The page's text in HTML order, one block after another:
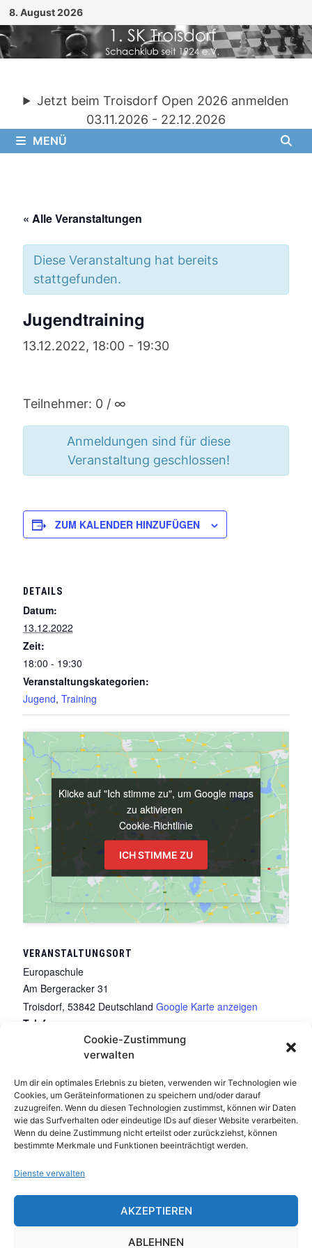
Cookie-Zustimmung
verwalten
Um dir ein optimales Erlebnis zu bieten, verwenden wir Technologien wie
Cookies, um Geräteinformationen zu speichern und/oder darauf
zuzugreifen. Wenn du diesen Technologien zustimmst, können wir Daten
wie das Surfverhalten oder eindeutige IDs auf dieser Website verarbeiten.
Wenn du deine Zustimmung nicht erteilst oder zurückziehst, können
bestimmte Merkmale und Funktionen beeinträchtigt werden.
Dienste verwalten
AKZEPTIEREN
ABLEHNEN
Zum
Inhalt
springen
8. August 2026
Jetzt beim Troisdorf Open 2026 anmelden
03.11.2026 - 22.12.2026
MENÜ
« Alle Veranstaltungen
Diese Veranstaltung hat bereits
stattgefunden.
Jugendtraining
13.12.2022, 18:00- 19:30
Teilnehmer: 0 / ∞
Anmeldungen sind für diese
Veranstaltung geschlossen!
ZUM KALENDER HINZUFÜGEN
DETAILS
Datum:
13.12.2022
Zeit:
18:00 - 19:30
Veranstaltungskategorien:
Jugend, Training
VERANSTALTUNGSORT
Europaschule
Am Bergeracker 31
Troisdorf, 53842 Deutschland Google Karte anzeigen
Telefon
(02241) 82883
Veranstaltungsort-Website anzeigen
Klicke auf "Ich stimme zu", um Google maps
zu aktivieren
Cookie-Richtlinie
ICH STIMME ZU
Klicke auf "Ich stimme zu", um Google maps
zu aktivieren
Cookie-Richtlinie
ICH STIMME ZU
Formel 1-Turnier Spiel- und Trainingsabend
Impressum